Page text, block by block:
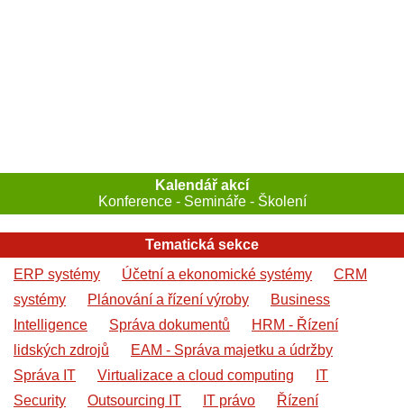
Kalendář akcí
Konference - Semináře - Školení
Tematická sekce
ERP systémy
Účetní a ekonomické systémy
CRM
systémy
Plánování a řízení výroby
Business
Intelligence
Správa dokumentů
HRM - Řízení
lidských zdrojů
EAM - Správa majetku a údržby
Správa IT
Virtualizace a cloud computing
IT
Security
Outsourcing IT IT právo
Řízení